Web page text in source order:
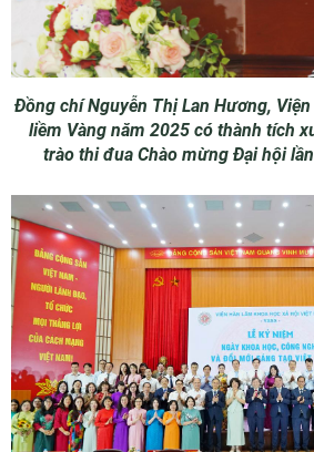
Đồng chí Nguyễn Thị Lan Hương,
liềm Vàng năm 2025 có thành tích
trào thi đua Chào mừng Đại hội